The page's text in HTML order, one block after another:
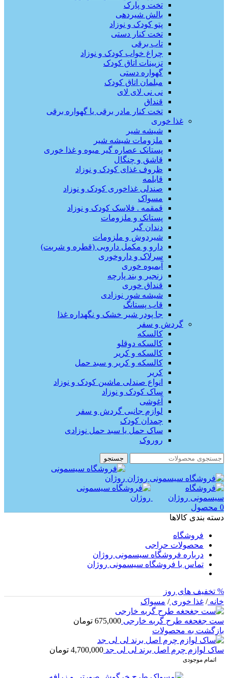
تخت و پارک
بالش شیردهی
پتو کودک و نوزاد
تخت کنار دستی
تاب برقی
چراغ خواب کودک و نوزاد
تزیینات اتاق کودک
گهواره دستی
مبلمان اتاق کودک
نی نی لای لای
قنداق
تخت کنار مادر برقی یا گهواره برقی
غذا خوری
شیشه شیر
ملزومات شیشه شیر
پستانک عصاره گیر میوه و غذا خوری
قاشق و چنگال
ظروف غذای کودک و نوزاد
قابلمه
صندلی غذاخوری کودک و نوزاد
مسواک
قمقمه . فلاسک کودک و نوزاد
پستانک و ملزومات
دندان گیر
شیردوش و ملزومات
دارو و مکمل دارویی (قطره و شربت)
سرلاک و داروخوری
آبمیوه خوری
زنجیر و بند پارچه
قنداق خوری
شیشه شور نوزادی
قاب پستانگ
جا پودر شیر خشک و نگهداره غذا
گردش و سفر
کالسکه
کالسکه دوقلو
کالسکه و کریر
کالسکه و کریر و سبد حمل
کریر
انواع صندلی ماشین کودک و نوزاد
ساک کودک و نوزاد
آغوشی
لوازم جانبی گردش و سفر
چمدان کودک
ساک حمل یا سبد حمل نوزادی
روروک
جستجو
0 محصول
دسته بندی کالاها
فروشگاه
محصولات حراجی
درباره فروشگاه سیسمونی روژان
تماس با فروشگاه سیسمونی روژان
% تخفیف های روز
خانه/ غذا خوری/ مسواک
ست جغحغه طرح گربه خارجی 675,000 تومان
بازگشت به محصولات
ساک لوازم چرم اصل برند لی لی جد 4,700,000 تومان
اتمام موجودی